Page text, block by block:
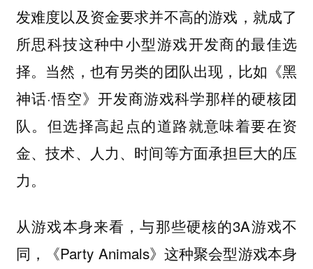
发难度以及资金要求并不高的游戏，就成了
所思科技这种中小型游戏开发商的最佳选
择。当然，也有另类的团队出现，比如《黑
神话·悟空》开发商游戏科学那样的硬核团
队。但选择高起点的道路就意味着要在资
金、技术、人力、时间等方面承担巨大的压
力。
从游戏本身来看，与那些硬核的3A游戏不
同，《Party Animals》这种聚会型游戏本身